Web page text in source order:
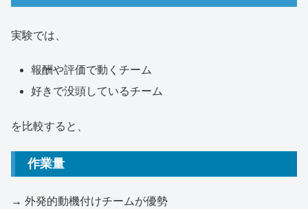
実験では、
報酬や評価で動くチーム
好きで没頭しているチーム
を比較すると、
作業量
→ 外発的動機付けチームが優勢